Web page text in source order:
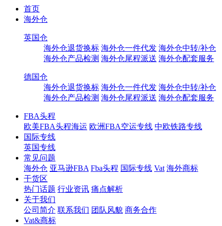
首页
海外仓
英国仓
海外仓退货换标 海外仓一件代发 海外仓中转/补仓
海外仓产品检测 海外仓尾程派送 海外仓配套服务
德国仓
海外仓退货换标 海外仓一件代发 海外仓中转/补仓
海外仓产品检测 海外仓尾程派送 海外仓配套服务
FBA头程
欧美FBA头程海运 欧洲FBA空运专线 中欧铁路专线
国际专线
英国专线
常见问题
海外仓 亚马逊FBA Fba头程 国际专线 Vat 海外商标
干货区
热门话题 行业资讯 痛点解析
关于我们
公司简介 联系我们 团队风貌 商务合作
Vat&商标